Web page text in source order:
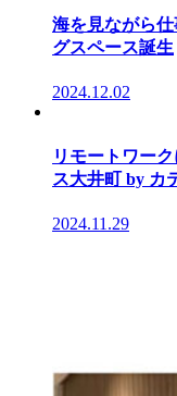
海を見ながら
グスペース誕生
2024.12.02
リモートワー
ス大井町 by カ
2024.11.29